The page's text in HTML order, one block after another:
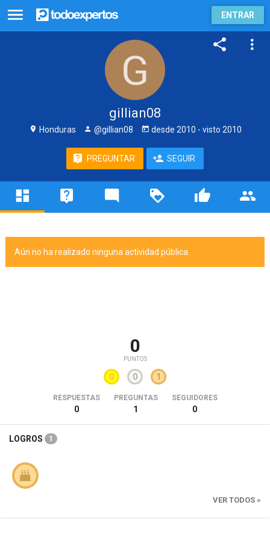
ENTRAR
gillian08
Honduras @gillian08 desde 2010 - visto 2010
PREGUNTAR SEGUIR
Aún no ha realizado ninguna actividad pública.
0
PUNTOS
0 0 1
RESPUESTAS
0
PREGUNTAS
1
SEGUIDORES
0
LOGROS 1
VER TODOS »